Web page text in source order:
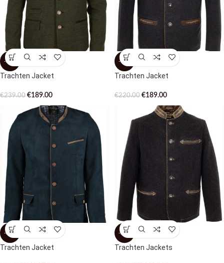
-21%
Trachten Jacket
€239.00 €189.00
-14%
Trachten Jacket
€220.00 €189.00
-25%
Trachten Jacket
-21%
Trachten Jackets